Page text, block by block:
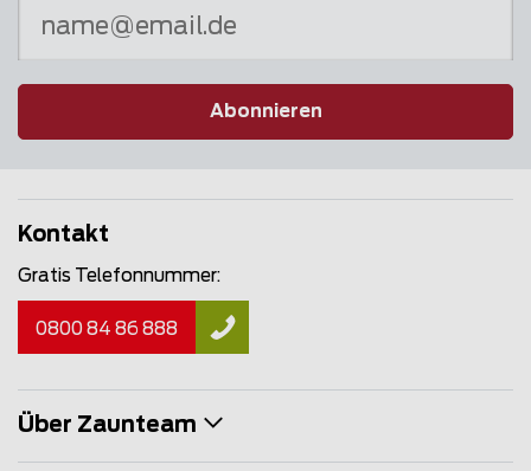
Abonnieren
Kontakt
Gratis Telefonnummer:
0800 84 86 888
Über Zaunteam